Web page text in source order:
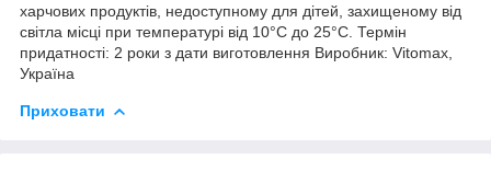
харчових продуктів, недоступному для дітей, захищеному від
світла місці при температурі від 10°С до 25°С. Термін
придатності: 2 роки з дати виготовлення Виробник: Vitomax,
Україна
Приховати